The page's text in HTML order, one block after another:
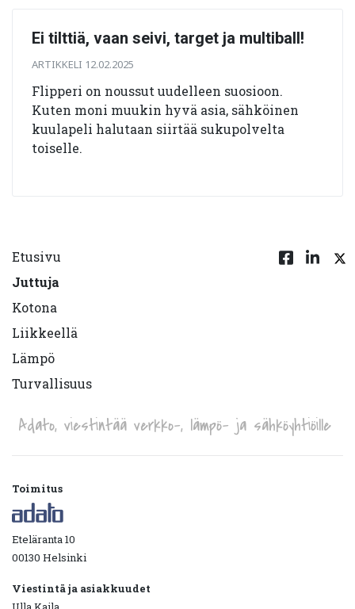
Ei tilttiä, vaan seivi, target ja multiball!
ARTIKKELI 12.02.2025
Flipperi on noussut uudelleen suosioon.
Kuten moni muukin hyvä asia, sähköinen
kuulapeli halutaan siirtää sukupolvelta
toiselle.
Etusivu
Juttuja
Kotona
Liikkeellä
Lämpö
Turvallisuus
Adato, viestintää verkko-, lämpö- ja sähköyhtiöille
Toimitus
Eteläranta 10
00130 Helsinki
Viestintä ja asiakkuudet